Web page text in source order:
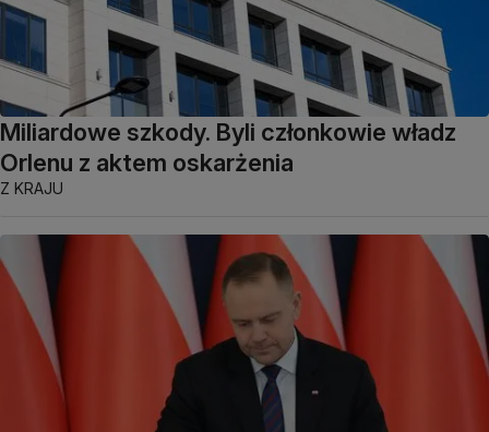
Miliardowe szkody. Byli członkowie władz
Orlenu z aktem oskarżenia
Z KRAJU